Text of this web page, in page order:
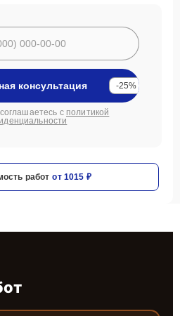
консультация -25%
с политикой
работ от 1015 ₽